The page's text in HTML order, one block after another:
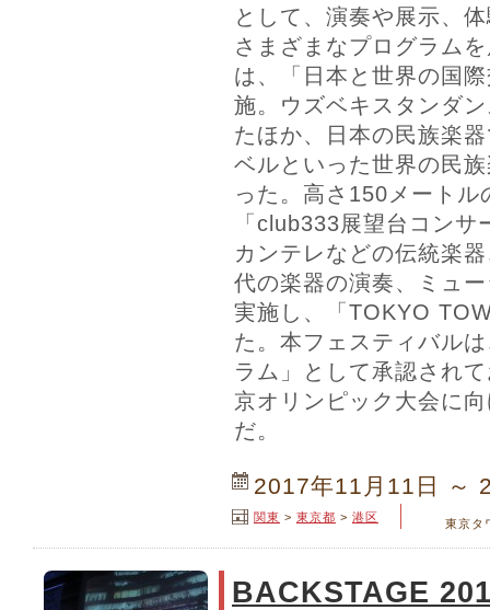
として、演奏や展示、
さまざまなプログラム
は、「日本と世界の国
施。ウズベキスタンダ
たほか、日本の民族楽
ベルといった世界の民
った。高さ150メートル
「club333展望台コン
カンテレなどの伝統楽
代の楽器の演奏、ミュ
実施し、「TOKYO
た。本フェスティバル
ラム」として承認され
京オリンピック大会に
だ。
2017年11月11日 ～
関東 > 東京都 > 港区 東京タ
BACKSTAGE